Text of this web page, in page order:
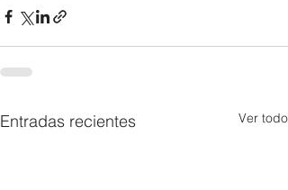
Entradas recientes Ver todo